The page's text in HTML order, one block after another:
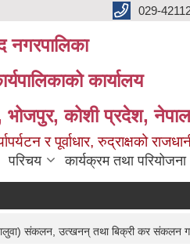
029-
नगरपालिका
कार्यालय
भोजपुर, कोशी प्रदेश, नेपाल
र पूर्वाधार, रुद्राक्षको
परिचय कार्यक्रम तथा परियोजना
संकलन, उत्खनन् तथा बिक्री कर संकलन